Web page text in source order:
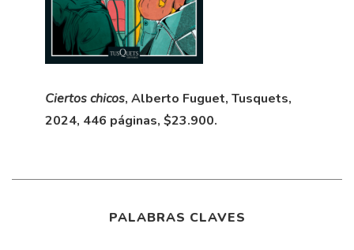
Ciertos chicos, Alberto Fuguet, Tusquets,
2024, 446 páginas, $23.900.
PALABRAS CLAVES